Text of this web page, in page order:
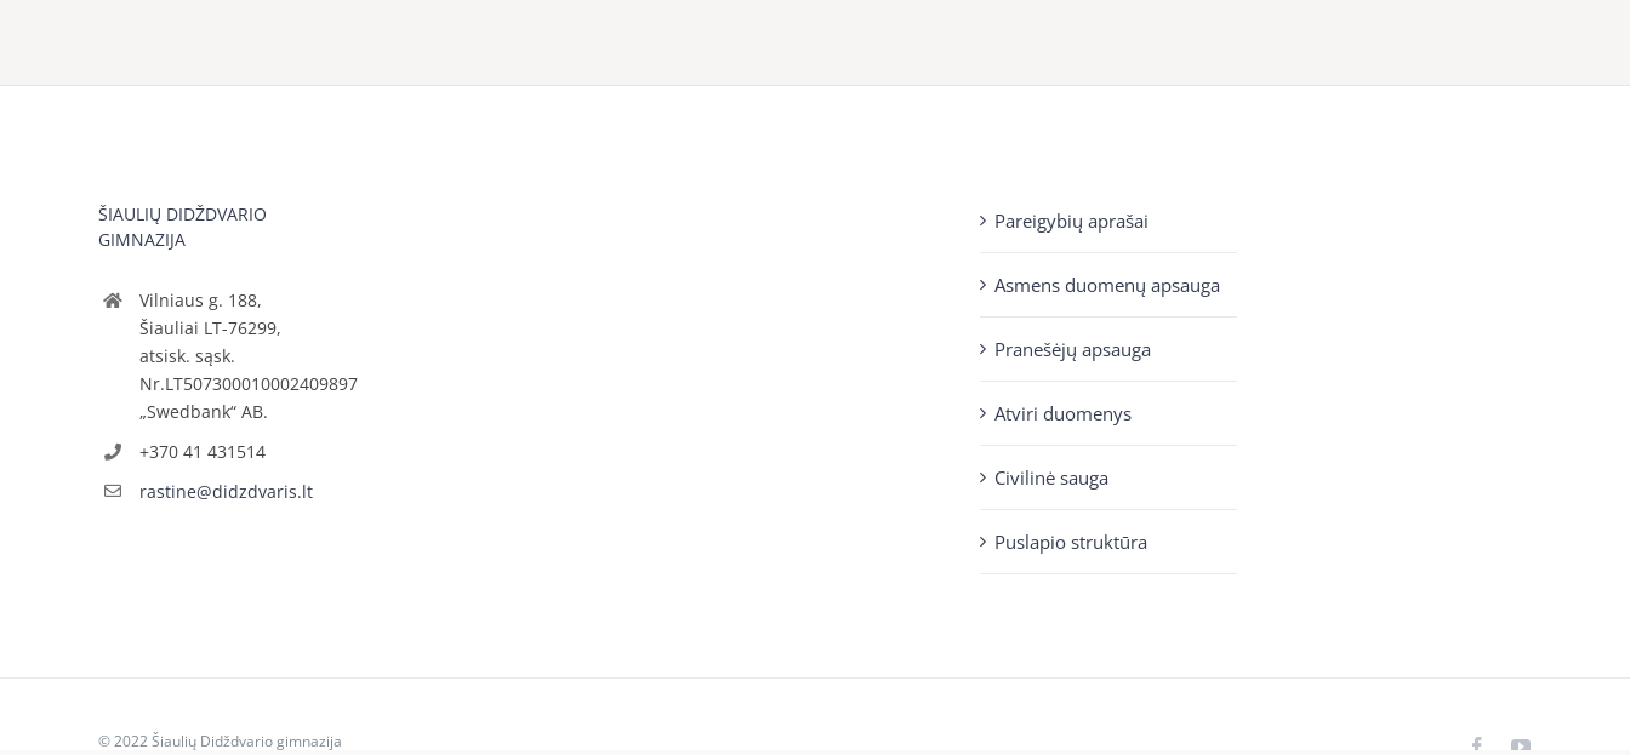
ŠIAULIŲ DIDŽDVARIO
GIMNAZIJA
Vilniaus g. 188,
Šiauliai LT-76299,
atsisk. sąsk.
Nr.LT507300010002409897
„Swedbank“ AB.
+370 41 431514
rastine@didzdvaris.lt
Pareigybių aprašai
Asmens duomenų apsauga
Pranešėjų apsauga
Atviri duomenys
Civilinė sauga
Puslapio struktūra
© 2022 Šiaulių Didždvario gimnazija FacebookYouTube